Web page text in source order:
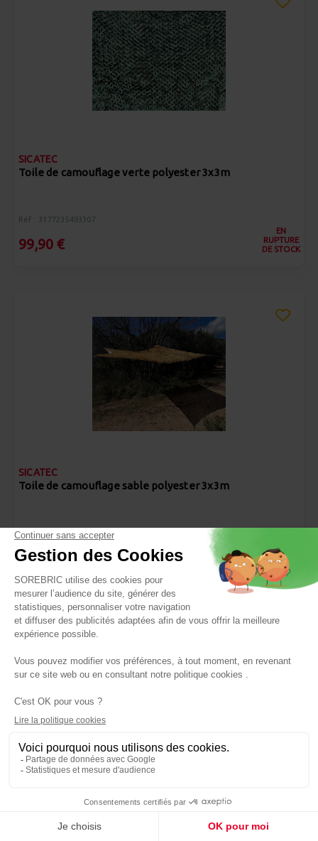
SICATEC
Toile de camouflage verte polyester 3x3m
Réf : 3177235493307
99,90 €
EN
RUPTURE
DE STOCK
SICATEC
Toile de camouflage sable polyester 3x3m
Réf : 3177235493116
99,90 €
RUPTURE
DE STOCK
Canisse semi synthétique en osier